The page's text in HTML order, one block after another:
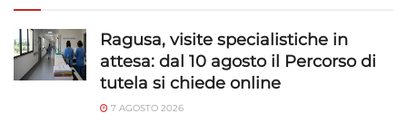
Ragusa, visite specialistiche in
attesa: dal 10 agosto il Percorso di
tutela si chiede online
7 AGOSTO 2026